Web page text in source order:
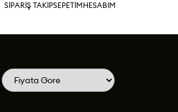
SİPARİŞ TAKİPSEPETİMHESABIM